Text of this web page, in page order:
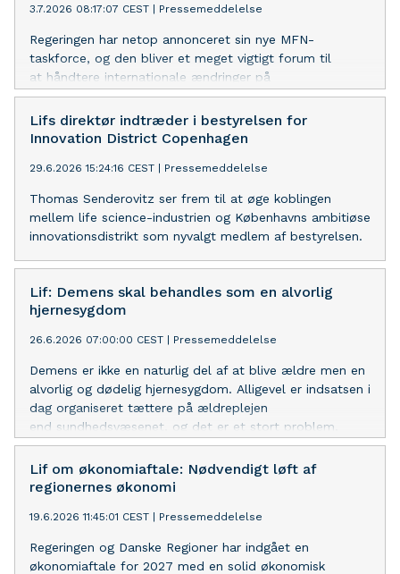
3.7.2026 08:17:07 CEST Pressemeddelelse
Regeringen har netop annonceret sin nye MFN-
taskforce, og den bliver et meget vigtigt forum til
at håndtere internationale ændringer på
lægemiddelområdet og beskytte patienternes adgang til
nye og bedre behandlinger, mener Lif.
Lifs direktør indtræder i bestyrelsen for
Innovation District Copenhagen
29.6.2026 15:24:16 CEST Pressemeddelelse
Thomas Senderovitz ser frem til at øge koblingen
mellem life science-industrien og Københavns ambitiøse
innovationsdistrikt som nyvalgt medlem af bestyrelsen.
Lif: Demens skal behandles som en alvorlig
hjernesygdom
26.6.2026 07:00:00 CEST Pressemeddelelse
Demens er ikke en naturlig del af at blive ældre men en
alvorlig og dødelig hjernesygdom. Alligevel er indsatsen i
dag organiseret tættere på ældreplejen
end sundhedsvæsenet, og det er et stort problem,
mener Lægemiddelindustriforeningen, Lif, som nu
lancerer seks konkrete anbefalinger til indsatsen.
Lif om økonomiaftale: Nødvendigt løft af
regionernes økonomi
19.6.2026 11:45:01 CEST Pressemeddelelse
Regeringen og Danske Regioner har indgået en
økonomiaftale for 2027 med en solid økonomisk